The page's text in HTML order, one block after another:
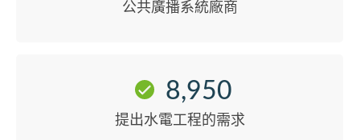
公共廣播系統廠商
8,950
提出水電工程的需求